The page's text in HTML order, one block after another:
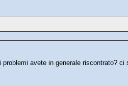
avete in generale riscontrato? ci